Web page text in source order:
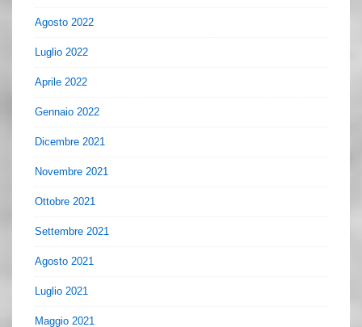
Agosto 2022
Luglio 2022
Aprile 2022
Gennaio 2022
Dicembre 2021
Novembre 2021
Ottobre 2021
Settembre 2021
Agosto 2021
Luglio 2021
Maggio 2021